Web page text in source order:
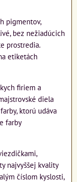
pigmentov,
bez nežiadúcich
prostredia.
etiketách
firiem a
diela
ktorú udáva
farby
najvyššej kvality
číslom kyslosti,